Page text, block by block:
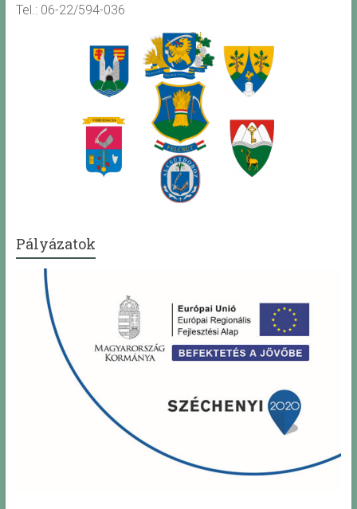
Tel.: 06-22/594-036
Pályázatok